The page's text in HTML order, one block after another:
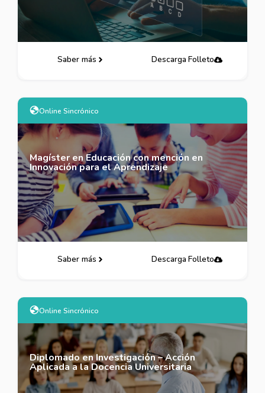
Saber más Descarga Folleto
Online Sincrónico
Magíster en Educación con mención en
Innovación para el Aprendizaje
Saber más Descarga Folleto
Online Sincrónico
Diplomado en Investigación – Acción
Aplicada a la Docencia Universitaria